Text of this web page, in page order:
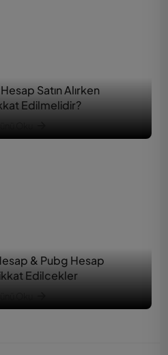
Satın Alırken
Edilmelidir?
& Pubg Hesap
Edilcekler